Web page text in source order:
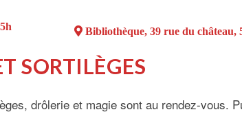
Bibliothèque, 39 rue du château,
SORTILÈGES
drôlerie et magie sont au rendez-vous.